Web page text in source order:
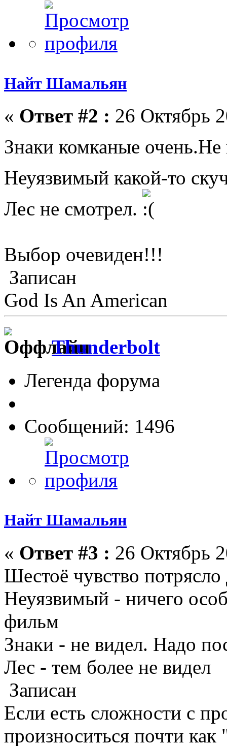
Найт Шамальян
« Ответ #2 : 26 Октябрь
Знаки комканые очень.Не
Неуязвимый какой-то
Лес не смотрел.
Выбор очевиден!!!
Записан
God Is An American
Thunderbolt
Легенда форума
Сообщений: 1496
Найт Шамальян
« Ответ #3 : 26 Октябрь
Шестоё чувство
Неуязвимый - ничего
фильм
Знаки - не видел. Надо
Лес - тем более не видел
Записан
Если есть сложности с
произноситься почти